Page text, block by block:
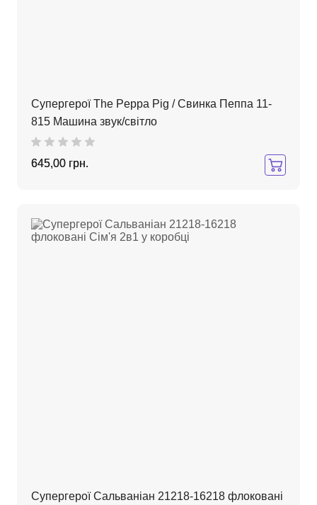
Супергерої The Peppa Pig / Свинка Пеппа 11-
815 Машина звук/світло
645,00 грн.
Супергерої Сальваніан 21218-16218 флоковані